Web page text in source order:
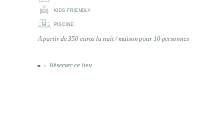
KIDS FRIENDLY
PISCINE
A partir de 350 euros la nuit / maison pour 10 personnes
Réserver ce lieu